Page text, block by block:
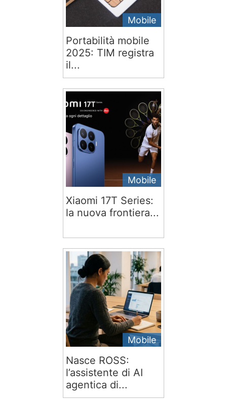
Mobile
Portabilità mobile
2025: TIM registra
il...
Mobile
Xiaomi 17T Series:
la nuova frontiera...
Mobile
Nasce ROSS:
l’assistente di AI
agentica di...